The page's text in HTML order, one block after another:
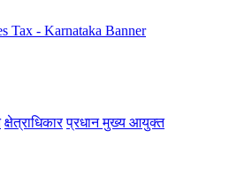
क्षेत्राधिकार प्रधान मुख्य आयुक्त